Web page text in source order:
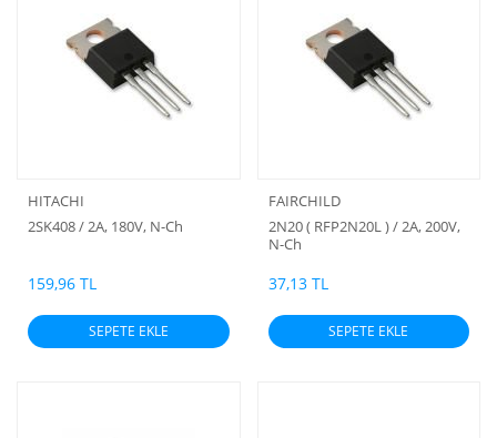
HITACHI
2SK408 / 2A, 180V, N-Ch
159,96 TL
SEPETE EKLE
FAIRCHILD
2N20 ( RFP2N20L ) / 2A, 200V,
N-Ch
37,13 TL
SEPETE EKLE